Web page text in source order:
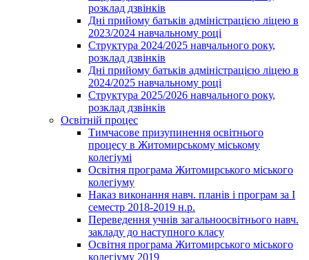
розклад дзвінків
Дні прийому батьків адміністрацією ліцею в
2023/2024 навчальному році
Структура 2024/2025 навчального року,
розклад дзвінків
Дні прийому батьків адміністрацією ліцею в
2024/2025 навчальному році
Структура 2025/2026 навчального року,
розклад дзвінків
Освітній процес
Тимчасове призупинення освітнього
процесу в Житомирському міському
колегіумі
Освітня програма Житомирського міського
колегіуму
Наказ виконання навч. планів і програм за І
семестр 2018-2019 н.р.
Переведення учнів загальноосвітнього навч.
закладу до наступного класу
Освітня програма Житомирського міського
колегіуму 2019